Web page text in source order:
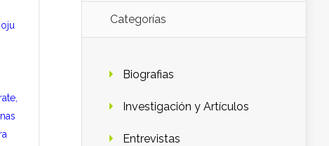
Categorías
Biografias
Investigación y Artículos
Entrevistas